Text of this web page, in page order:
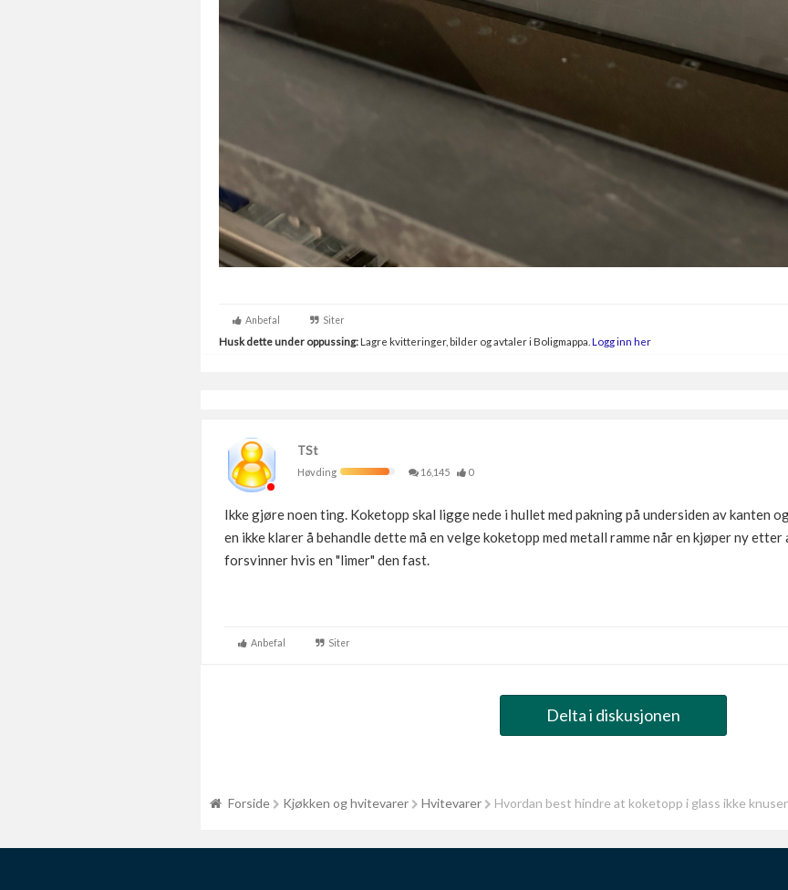
Anbefal Siter
Husk dette under oppussing:Lagre kvitteringer, bilder og avtaler i Boligmappa. Logg inn her
TSt
Høvding
16,145 0
Ikke gjøre noen ting. Koketopp skal ligge nede i hullet med pakning på undersiden av kanten
en ikke klarer å behandle dette må en velge koketopp med metall ramme når en kjøper ny
forsvinner hvis en "limer" den fast.
Anbefal Siter
Delta i diskusjonen
Forside Kjøkken og hvitevarer Hvitevarer Hvordan best hindre at koketopp i glass ikke